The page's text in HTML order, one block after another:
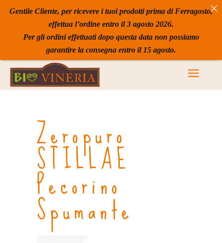
Zeropuro
STILLAE
Pecorino
Spumante
Gentile Cliente, per ricevere i tuoi prodotti prima di Ferragosto,
effettua l’ordine entro il 3 agosto 2026.
Per gli ordini effettuati dopo questa data non possiamo
garantire la consegna entro il 15 agosto.